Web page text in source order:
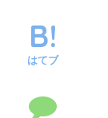
はてブ